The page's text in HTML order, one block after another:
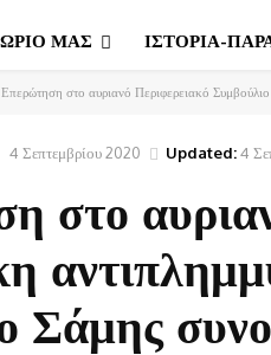
ΜΑΣ ΙΣΤΟΡΙΑ-
Επερώτηση στο αυριανό Περιφερειακό
4 Σεπτεμβρίου 2020 Updated:4
στο
Σάμης